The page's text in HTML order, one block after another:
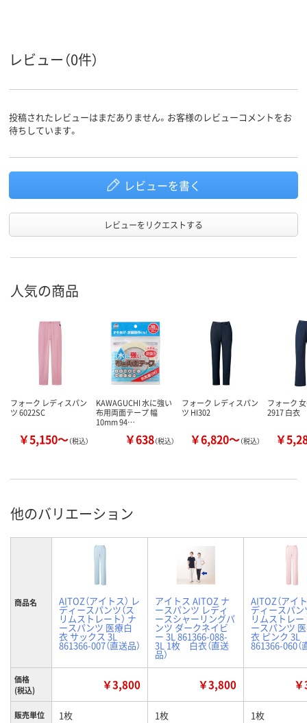
ストレッチギャバ
100%）
レビュー（0件）
投稿されたレビューはまだありません。お客様のレビューコメントをお
待ちしています。
レビューを書く
レビューをリクエストする
人気の商品
フォーク レディスパン
ツ 6022SC
￥5,150～（税込）
KAWAGUCHI 水に強い
布用両面テープ 幅
10mm 94…
￥638（税込）
フォーク レディスパン
ツ HI302
￥6,820～（税込）
フォーク
2917 白衣
￥
他のバリエーション
商品名 AITOZ（アイトス） レ
ディースパンツ（ス
リムストレート） ナ
ースパンツ 医療白
衣 サックス 3L
861366-007（直送品）
アイトス AITOZ ナ
ースパンツ レディ
ースシャーリングパ
ンツ ダークネイビ
ー 3L 861366-088-
3L 1枚 白衣（直送
品）
AITOZ（アイ
ディースパン
リムストレー
ースパンツ
衣 ピンク 3L
861366-060（
価格
(税込)
￥3,800 ￥3,800
販売単位 1枚 1枚 1枚